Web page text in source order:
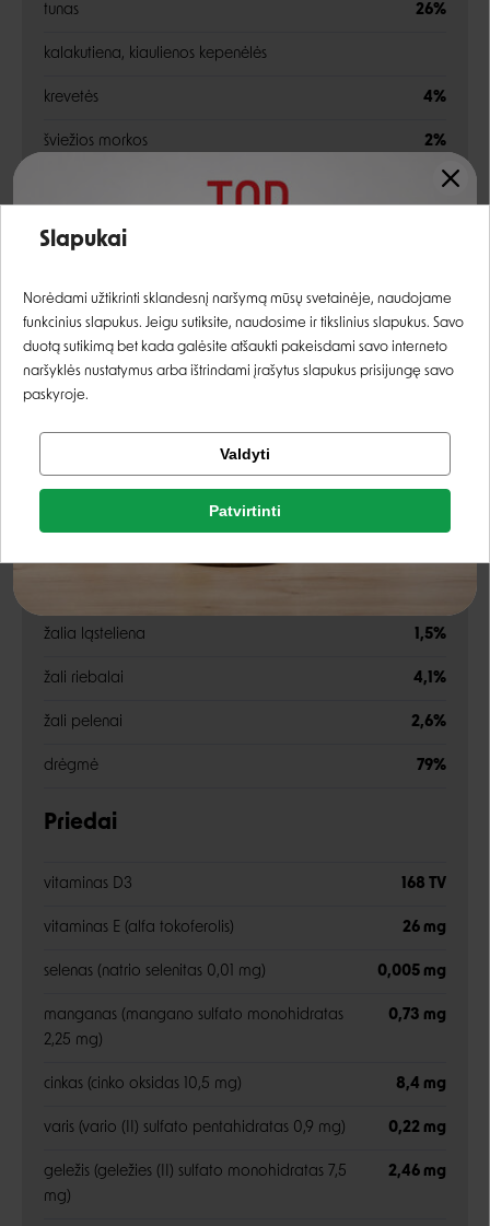
Rašyti atsiliepimą
tunas 26%
kalakutiena, kiaulienos kepenėlės
krevetės 4%
šviežios morkos 2%
džiovintos pomidorų išspaudos
džiovintos žaliosios pupelės (atitinka 4,3% šviežių
žaliųjų pupelių)
žirnių ląsteliena 1%
mineralai, hidrolizuoti gyvūniniai baltymai
ksilo-oligosacharidai (XOS)
yucca schidigera 0,1%
spirulina
Analitinės sudedamosios dalys
žalia ląsteliena 1,5%
žali riebalai 4,1%
žali pelenai 2,6%
drėgmė 79%
Priedai
vitaminas D3 168 TV
vitaminas E (alfa tokoferolis) 26 mg
selenas (natrio selenitas 0,01 mg) 0,005 mg
manganas (mangano sulfato monohidratas
2,25 mg)
0,73 mg
cinkas (cinko oksidas 10,5 mg) 8,4 mg
varis (vario (II) sulfato pentahidratas 0,9 mg) 0,22 mg
geležis (geležies (II) sulfato monohidratas 7,5
mg)
2,46 mg
Įvertinimas:
Registruotis
Facebook
Negalite prisijungti prie paskyros?
Slapukai
Norėdami užtikrinti sklandesnį naršymą mūsų svetainėje, naudojame
funkcinius slapukus. Jeigu sutiksite, naudosime ir tikslinius slapukus. Savo
duotą sutikimą bet kada galėsite atšaukti pakeisdami savo interneto
naršyklės nustatymus arba ištrindami įrašytus slapukus prisijungę savo
paskyroje.
Valdyti
Patvirtinti